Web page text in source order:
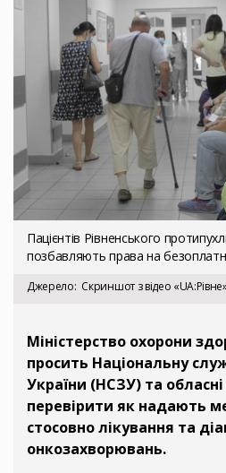
Пацієнтів Рівненського
позбавляють права на
Джерело Скриншот з відео
Міністерство охорони
просить Національну
України (НСЗУ) та обласні
перевірити як надають
стосовно лікування та
онкозахворювань.